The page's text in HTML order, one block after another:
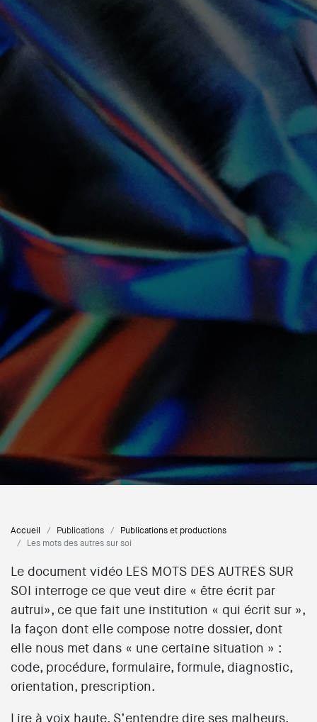
Accueil Publications
Publications et productions
Les mots des autres sur soi
Le document vidéo LES MOTS DES AUTRES SUR
SOI interroge ce que veut dire « être écrit par
autrui», ce que fait une institution « qui écrit sur »,
la façon dont elle compose notre dossier, dont
elle nous met dans « une certaine situation » :
code, procédure, formulaire, formule, diagnostic,
orientation, prescription.
Lire à voix haute. S’entendre dire ses malheurs.